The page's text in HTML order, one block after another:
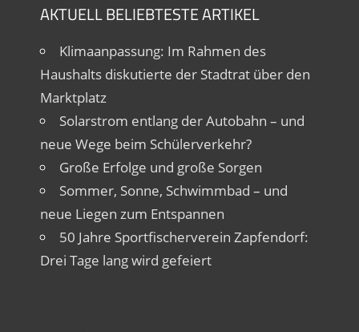
AKTUELL BELIEBTESTE ARTIKEL
Klimaanpassung: Im Rahmen des
Haushalts diskutierte der Stadtrat über den
Marktplatz
Solarstrom entlang der Autobahn – und
neue Wege beim Schülerverkehr?
Große Erfolge und große Sorgen
Sommer, Sonne, Schwimmbad – und
neue Liegen zum Entspannen
50 Jahre Sportfischerverein Zapfendorf:
Drei Tage lang wird gefeiert